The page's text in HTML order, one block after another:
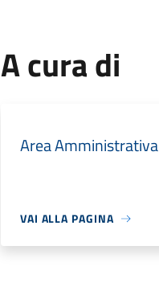
A cura di
Area Amministrativa
VAI ALLA PAGINA